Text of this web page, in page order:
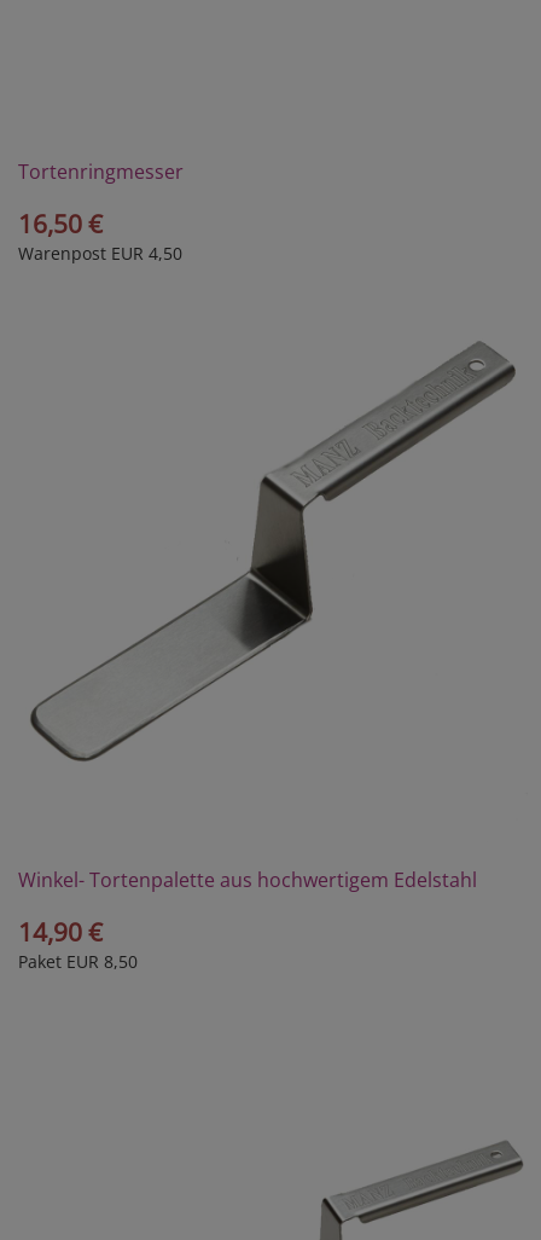
Tortenringmesser
16,50 €
Warenpost EUR 4,50
Winkel- Tortenpalette aus hochwertigem Edelstahl
14,90 €
Paket EUR 8,50